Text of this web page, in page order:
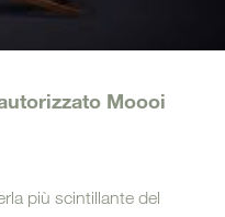
Moooi
più scintillante del